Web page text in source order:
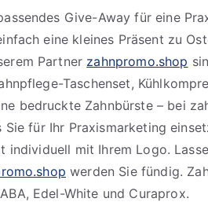
Give-Away für eine
eine kleines Präsent zu
Partner zahnpromo.shop
Taschenset,
bedruckte Zahnbürste – bei
Sie für Ihr Praxismarketing
individuell mit Ihrem Logo.
werden Sie fündig.
Edel-White und Curaprox.